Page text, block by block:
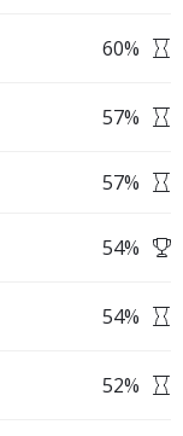
60%
57%
57%
54%
54%
52%